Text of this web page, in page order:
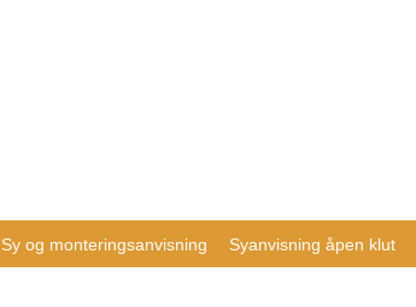
Sy og monteringsanvisning Syanvisning åpen klut